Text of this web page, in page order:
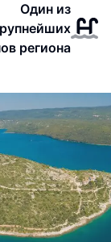
Один из
региона